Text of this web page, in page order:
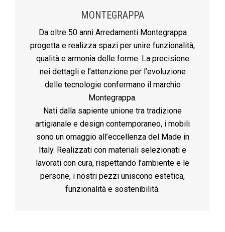
MONTEGRAPPA
Da oltre 50 anni Arredamenti Montegrappa
progetta e realizza spazi per unire funzionalità,
qualità e armonia delle forme. La precisione
nei dettagli e l’attenzione per l’evoluzione
delle tecnologie confermano il marchio
Montegrappa.
Nati dalla sapiente unione tra tradizione
artigianale e design contemporaneo, i mobili
sono un omaggio all’eccellenza del Made in
Italy. Realizzati con materiali selezionati e
lavorati con cura, rispettando l’ambiente e le
persone, i nostri pezzi uniscono estetica,
funzionalità e sostenibilità.